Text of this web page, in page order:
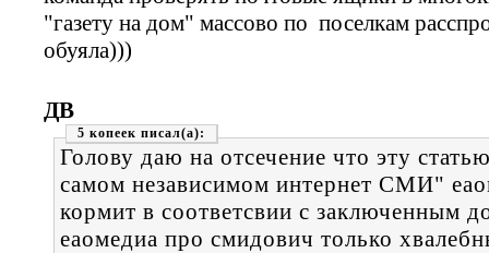
"газету на дом" массово по поселкам
обуяла)))
ДВ
5 копеек
Голову даю на отсечение что эту
самом независимом интернет СМИ"
кормит в соответсвии с заключенным
еаомедиа про смидович только